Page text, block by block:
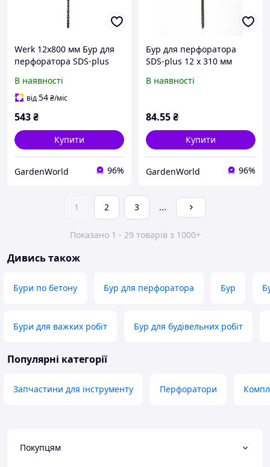
Werk 12x800 мм Бур для
перфоратора SDS-plus
В наявності
від54₴/міс
543₴
Купити
GardenWorld 96%
Бур для перфоратора
SDS-plus 12 х 310 мм
В наявності
84.55₴
Купити
GardenWorld 96%
1 2 3 ...
Показано 1 - 29 товарів з 1000+
Дивись також
Бури по бетону Бур для перфоратора Бур
Бури для важких робіт Бур для будівельних робіт
Популярні категорії
Запчастини для інструменту Перфоратори
Покупцям